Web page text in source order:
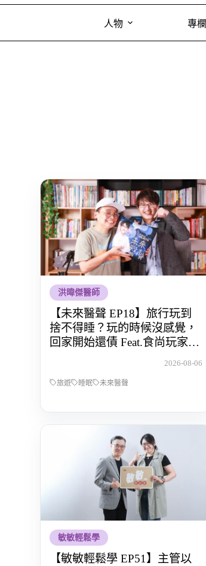
人物 專欄
洪暐傑醫師
【未來醫聲 EP18】旅行玩到
捨不得睡？玩的時候沒感覺，
回家開始還債 Feat.食尚玩家
2026-08-06
旅遊 睡眠 未來醫聲
敏敏輕鬆學
【敏敏輕鬆學 EP51】主管以